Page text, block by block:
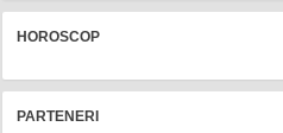
HOROSCOP
PARTENERI